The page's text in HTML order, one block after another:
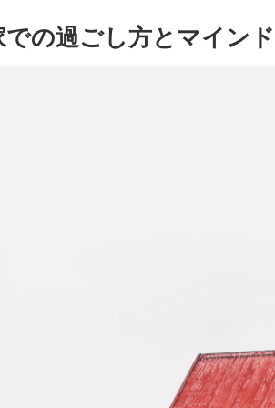
での過ごし方とマイン